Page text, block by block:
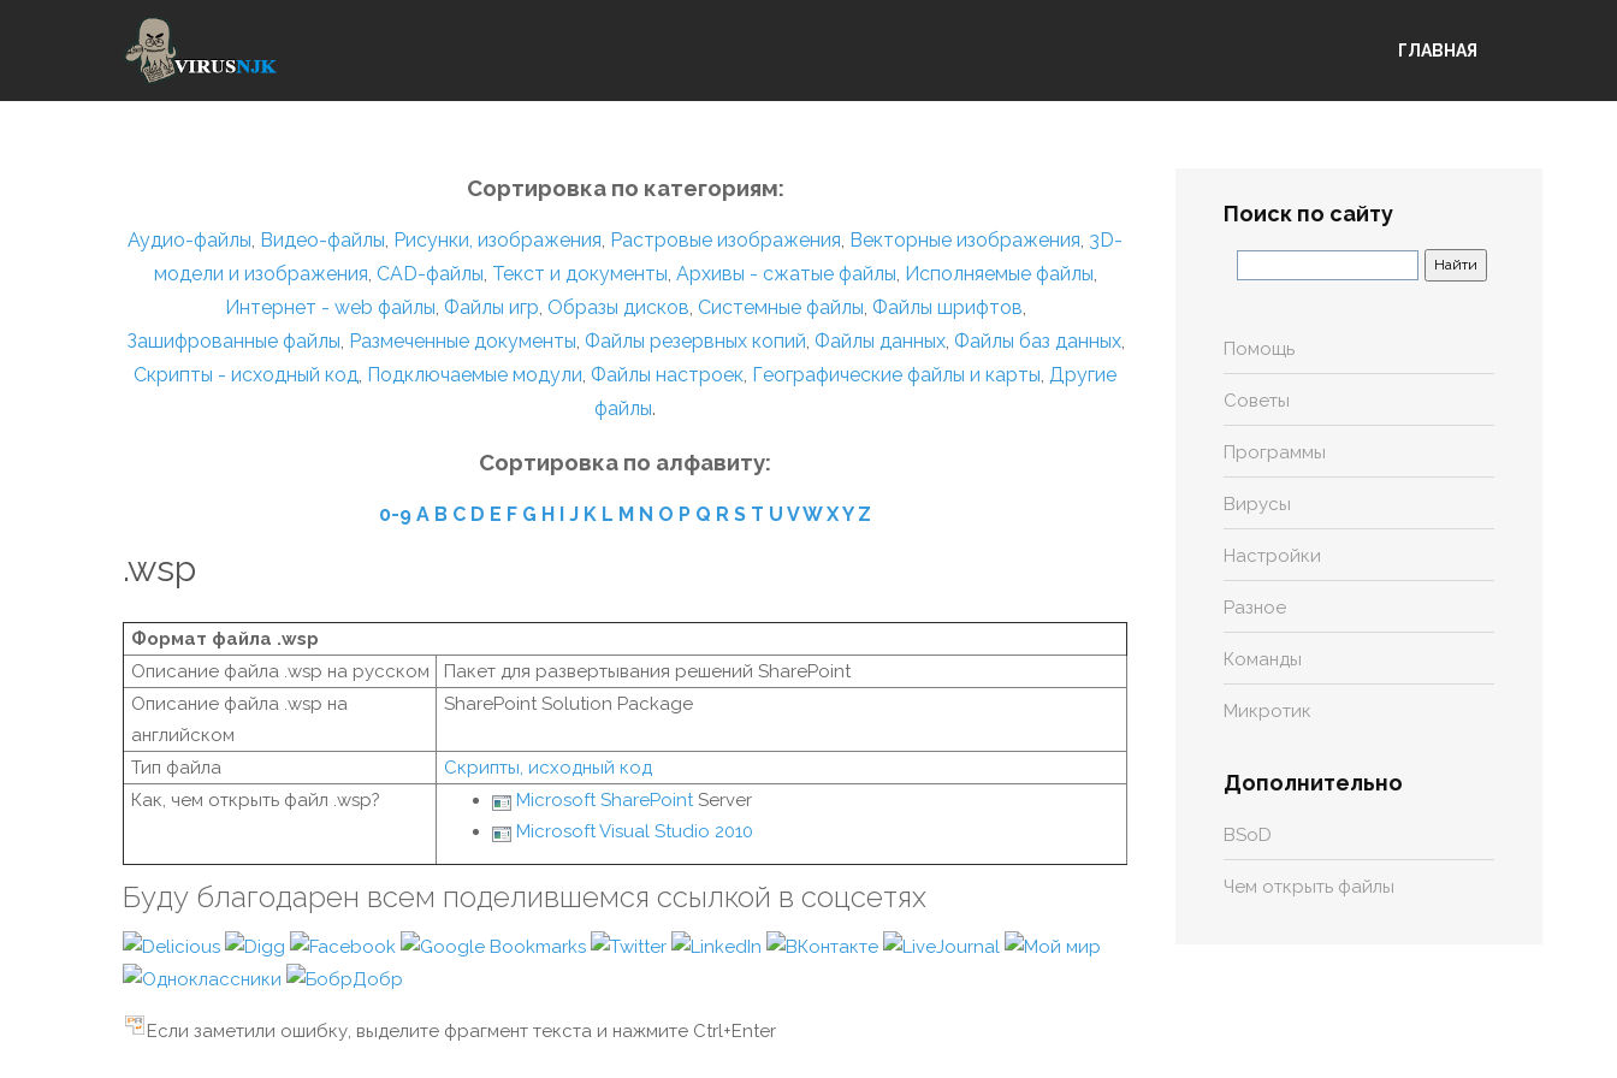
ГЛАВНАЯ
Сортировка по категориям:
Аудио-файлы, Видео-файлы, Рисунки, изображения, Растровые изображения, Векторные изображения, 3D-
модели и изображения, CAD-файлы, Текст и документы, Архивы - сжатые файлы, Исполняемые файлы,
Интернет - web файлы, Файлы игр, Образы дисков, Системные файлы, Файлы шрифтов,
Зашифрованные файлы, Размеченные документы, Файлы резервных копий, Файлы данных, Файлы баз данных,
Скрипты - исходный код, Подключаемые модули, Файлы настроек, Географические файлы и карты, Другие
файлы.
Сортировка по алфавиту:
0-9 A B C D E F G H I J K L M N O P Q R S T U VW XY Z
.wsp
Формат файла .wsp
Описание файла .wsp на русском
Пакет для развертывания решений SharePoint
Описание файла .wsp на
английском
SharePoint Solution Package
Тип файла
Скрипты, исходный код
Как, чем открыть файл .wsp?
Microsoft SharePointServer
Microsoft Visual Studio 2010
Буду благодарен всем поделившемся ссылкой в соцсетях
Если заметили ошибку, выделите фрагмент текста и нажмите Ctrl+Enter
Поиск по сайту
Помощь
Советы
Программы
Вирусы
Настройки
Разное
Команды
Микротик
Дополнительно
BSoD
Чем открыть файлы